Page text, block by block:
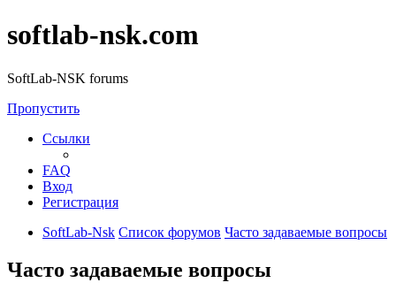
softlab-nsk.com
SoftLab-NSK forums
Пропустить
Ссылки
FAQ
Вход
Регистрация
SoftLab-Nsk Список форумов Часто задаваемые вопросы
Часто задаваемые вопросы